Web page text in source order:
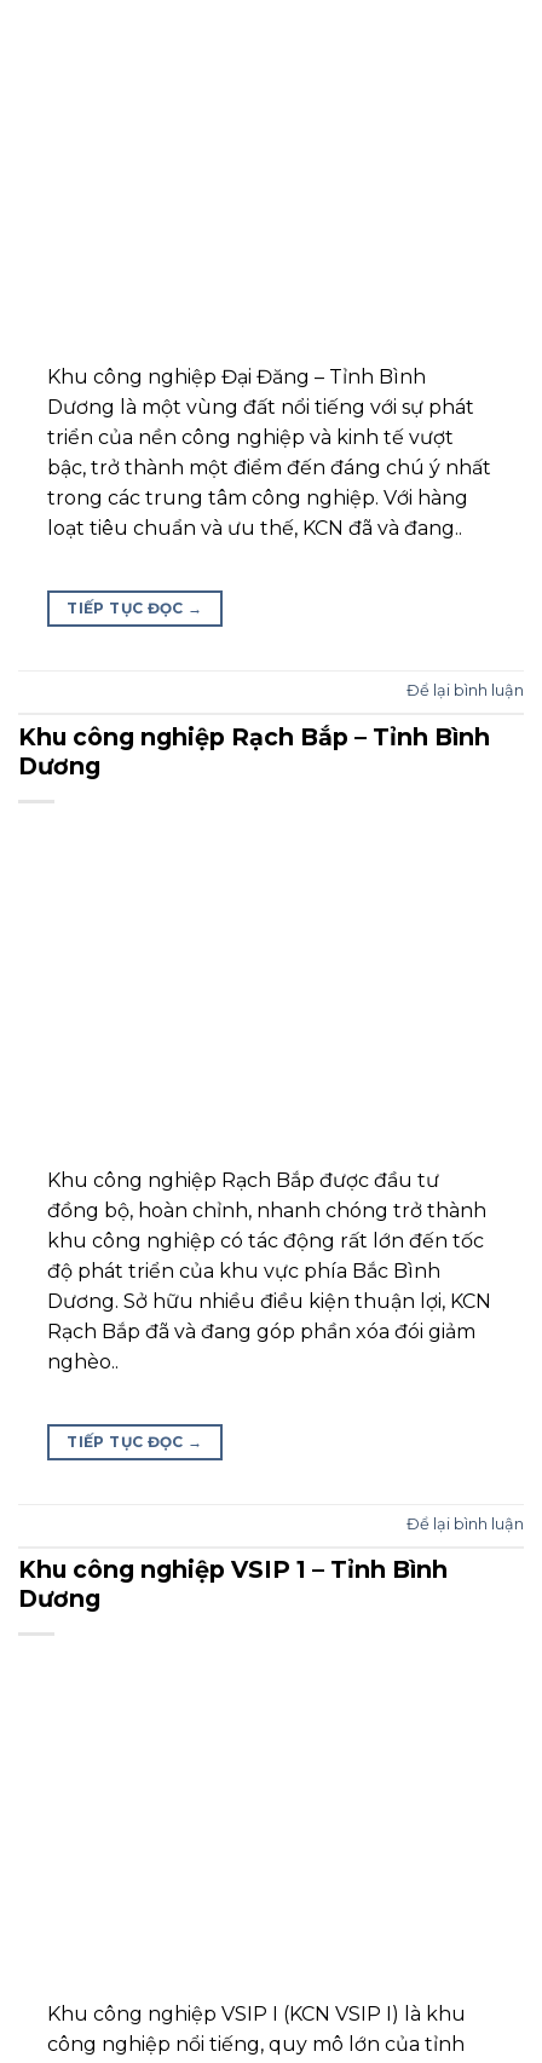
Khu công nghiệp Đại Đăng – Tỉnh Bình
Dương là một vùng đất nổi tiếng với sự phát
triển của nền công nghiệp và kinh tế vượt
bậc, trở thành một điểm đến đáng chú ý nhất
trong các trung tâm công nghiệp. Với hàng
loạt tiêu chuẩn và ưu thế, KCN đã và đang..
TIẾP TỤC ĐỌC →
Để lại bình luận
Khu công nghiệp Rạch Bắp – Tỉnh Bình
Dương
Khu công nghiệp Rạch Bắp được đầu tư
đồng bộ, hoàn chỉnh, nhanh chóng trở thành
khu công nghiệp có tác động rất lớn đến tốc
độ phát triển của khu vực phía Bắc Bình
Dương. Sở hữu nhiều điều kiện thuận lợi, KCN
Rạch Bắp đã và đang góp phần xóa đói giảm
nghèo..
TIẾP TỤC ĐỌC →
Để lại bình luận
Khu công nghiệp VSIP 1 – Tỉnh Bình
Dương
Khu công nghiệp VSIP I (KCN VSIP I) là khu
công nghiệp nổi tiếng, quy mô lớn của tỉnh